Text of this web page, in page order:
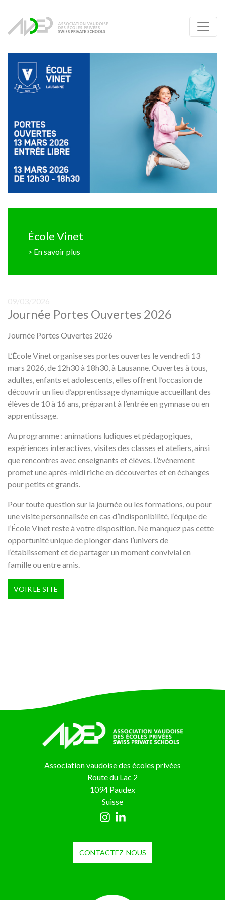
École Vinet
> En savoir plus
Journée Portes Ouvertes 2026
Journée Portes Ouvertes 2026
L’École Vinet organise ses portes ouvertes le vendredi 13
mars 2026, de 12h30 à 18h30, à Lausanne. Ouvertes à tous,
adultes, enfants et adolescents, elles offrent l’occasion de
découvrir un lieu d’apprentissage dynamique accueillant des
élèves de 10 à 16 ans, préparant à l’entrée en gymnase ou en
apprentissage.
Au programme : animations ludiques et pédagogiques,
expériences interactives, visites des classes et ateliers, ainsi
que rencontres avec enseignants et élèves. L’événement
promet une après-midi riche en découvertes et en échanges
pour petits et grands.
Pour toute question sur la journée ou les formations, ou pour
une visite personnalisée en cas d’indisponibilité, l’équipe de
l’École Vinet reste à votre disposition. Ne manquez pas cette
opportunité unique de plonger dans l’univers de
l’établissement et de partager un moment convivial en
famille ou entre amis.
VOIR LE SITE
Association vaudoise des écoles privées
Route du Lac 2
1094 Paudex
Suisse
CONTACTEZ-NOUS